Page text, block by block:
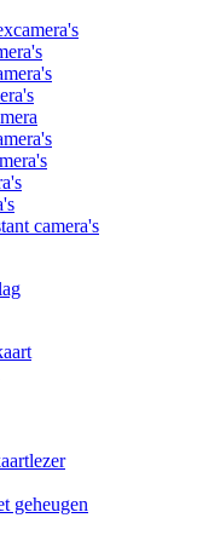
camera's
geheugen